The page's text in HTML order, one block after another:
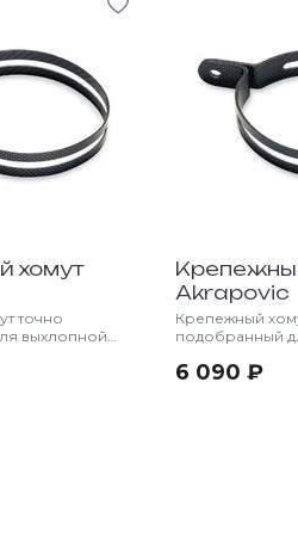
хомут
точно
выхлопной
Akrapovic
Крепежный
подобранный
6 090 ₽